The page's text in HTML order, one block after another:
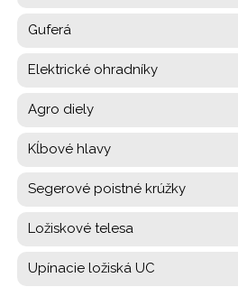
Guferá
Elektrické ohradníky
Agro diely
Kĺbové hlavy
Segerové poistné krúžky
Ložiskové telesa
Upínacie ložiská UC